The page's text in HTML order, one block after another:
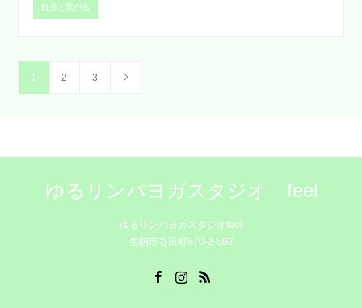
自分と繋がる
1 2 3
ゆるリンパヨガスタジオ feel
ゆるリンパヨガスタジオfeel
生駒市谷田町870-2-502